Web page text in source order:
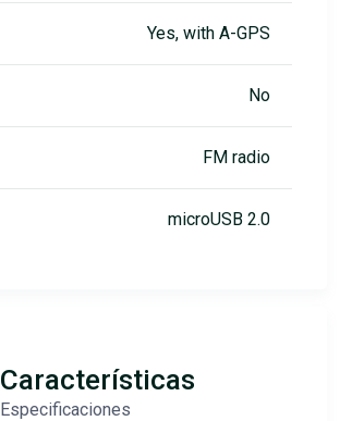
Yes, with A-GPS
No
FM radio
microUSB 2.0
Características
Especificaciones